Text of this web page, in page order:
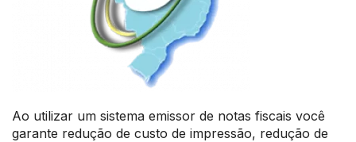
Ao utilizar um sistema emissor de notas fiscais você
garante redução de custo de impressão, redução de